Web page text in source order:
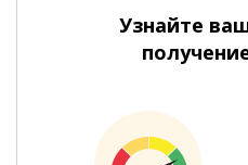
Узнайте